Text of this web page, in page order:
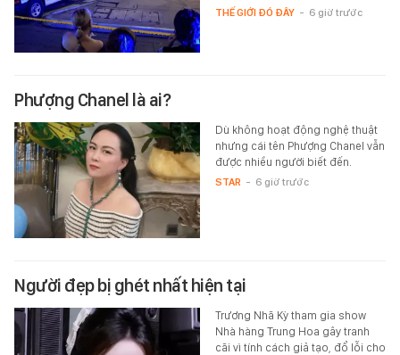
THẾ GIỚI ĐÓ ĐÂY - 6 giờ trước
Phượng Chanel là ai?
Dù không hoạt động nghệ thuật
nhưng cái tên Phượng Chanel vẫn
được nhiều người biết đến.
STAR - 6 giờ trước
Người đẹp bị ghét nhất hiện tại
Trương Nhã Kỳ tham gia show
Nhà hàng Trung Hoa gây tranh
cãi vì tính cách giả tạo, đổ lỗi cho